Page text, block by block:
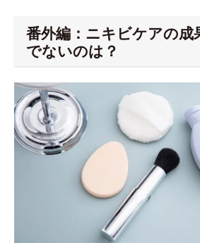
番外編：ニキビケアの成
でないのは？